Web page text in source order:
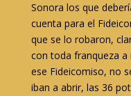
Sonora los que
cuenta para el
que se lo robaron,
con toda franqueza
ese Fideicomiso, no
iban a abrir, las 36